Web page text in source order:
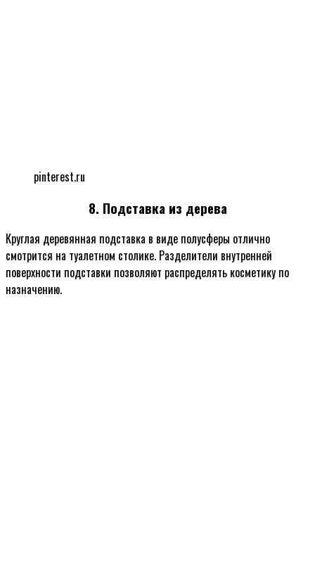
pinterest.ru
8. Подставка из дерева
Круглая деревянная подставка в виде полусферы отлично
смотрится на туалетном столике. Разделители внутренней
поверхности подставки позволяют распределять косметику по
назначению.